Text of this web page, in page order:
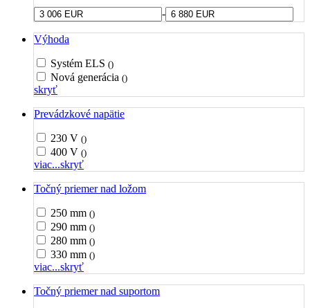
-
Výhoda
Systém ELS ()
Nová generácia ()
skryť
Prevádzkové napätie
230 V ()
400 V ()
viac...skryť
Točný priemer nad ložom
250 mm ()
290 mm ()
280 mm ()
330 mm ()
viac...skryť
Točný priemer nad suportom